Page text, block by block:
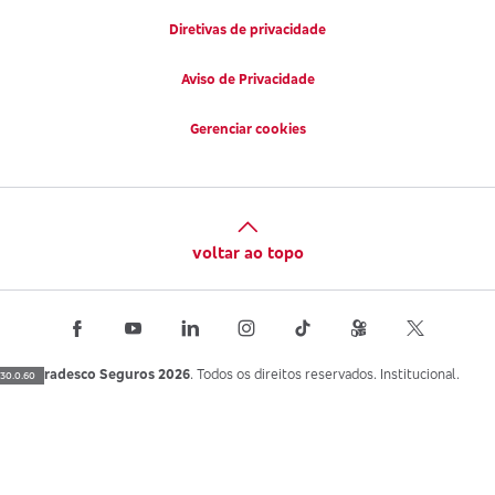
30.0.60
Diretivas de privacidade
Aviso de Privacidade
Gerenciar cookies
voltar ao topo
Bradesco Seguros 2026. Todos os direitos reservados. Institucional.